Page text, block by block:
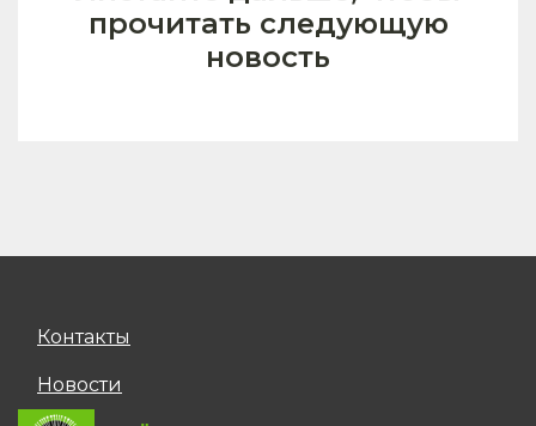
прочитать следующую
новость
Контакты
Новости